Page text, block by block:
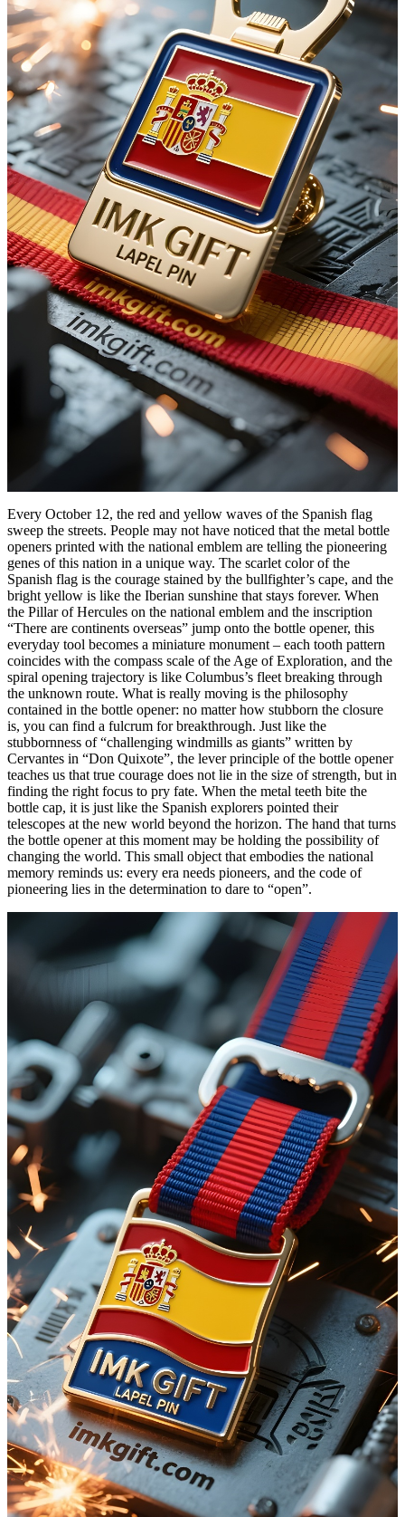
Every October 12, the red and yellow waves of the Spanish flag
sweep the streets. People may not have noticed that the metal bottle
openers printed with the national emblem are telling the pioneering
genes of this nation in a unique way. The scarlet color of the
Spanish flag is the courage stained by the bullfighter’s cape, and the
bright yellow is like the Iberian sunshine that stays forever. When
the Pillar of Hercules on the national emblem and the inscription
“There are continents overseas” jump onto the bottle opener, this
everyday tool becomes a miniature monument – each tooth pattern
coincides with the compass scale of the Age of Exploration, and the
spiral opening trajectory is like Columbus’s fleet breaking through
the unknown route. What is really moving is the philosophy
contained in the bottle opener: no matter how stubborn the closure
is, you can find a fulcrum for breakthrough. Just like the
stubbornness of “challenging windmills as giants” written by
Cervantes in “Don Quixote”, the lever principle of the bottle opener
teaches us that true courage does not lie in the size of strength, but in
finding the right focus to pry fate. When the metal teeth bite the
bottle cap, it is just like the Spanish explorers pointed their
telescopes at the new world beyond the horizon. The hand that turns
the bottle opener at this moment may be holding the possibility of
changing the world. This small object that embodies the national
memory reminds us: every era needs pioneers, and the code of
pioneering lies in the determination to dare to “open”.